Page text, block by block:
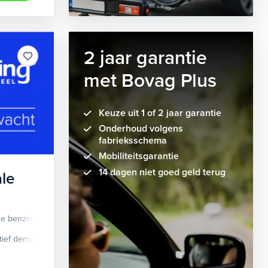
cruise control adaptief dodehoek detectie elektrisch
benzine
Automaat
demping systeem
Apple Carplay/Android Auto audio
2 jaar garantie
met Bovag Plus
Keuze uit 1 of 2 jaar garantie
Onderhoud volgens
fabrieksschema
Mobiliteitsgarantie
14 dagen niet goed geld terug